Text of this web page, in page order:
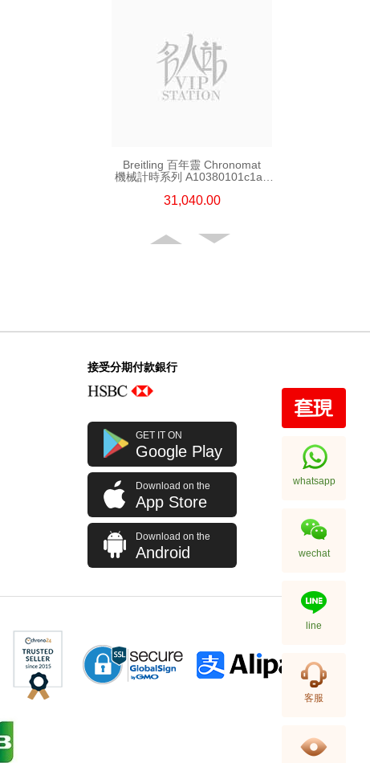
Breitling 百年靈 Chronomat
機械計時系列 A10380101c1a1
31,040.00
Breitling 百年靈 Chronomat
機械計時系列 Ab0136161c1s1
精鋼
57,200.00
接受分期付款銀行
GET IT ON
Google Play
Download on the
App Store
Download on the
Android
whatsapp
wechat
line
客服